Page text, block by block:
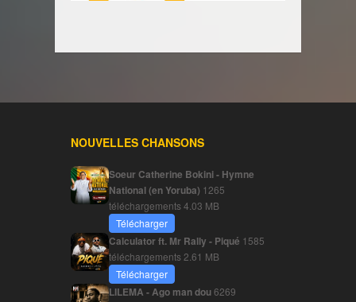
NOUVELLES CHANSONS
Soeur Catherine Bokini - Hymne
National (en Yoruba) 1265
téléchargements4.03 MB
Télécharger
Calculator ft. Mr Rally - Piqué 1585
téléchargements 2.61 MB
Télécharger
LILEMA - Ago man dou6269